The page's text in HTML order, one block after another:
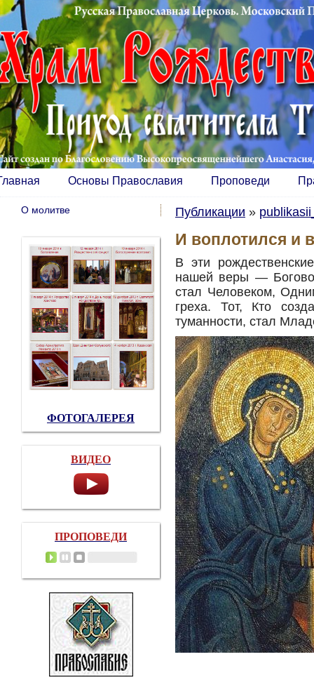
Основы Православия Проповеди
Публикации »
И воплотился и
В эти
нашей веры —
стал Человеком,
греха. Тот, Кто
туманности, стал
О молитве
ФОТОГАЛЕРЕЯ
ВИДЕО
ПРОПОВЕДИ